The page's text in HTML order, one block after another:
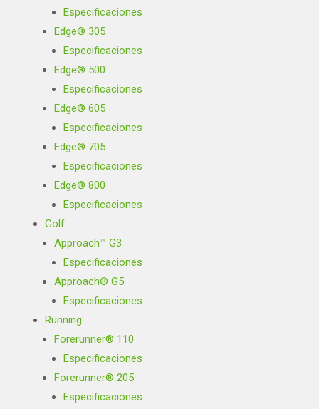
Especificaciones
Edge® 305
Especificaciones
Edge® 500
Especificaciones
Edge® 605
Especificaciones
Edge® 705
Especificaciones
Edge® 800
Especificaciones
Golf
Approach™ G3
Especificaciones
Approach® G5
Especificaciones
Running
Forerunner® 110
Especificaciones
Forerunner® 205
Especificaciones